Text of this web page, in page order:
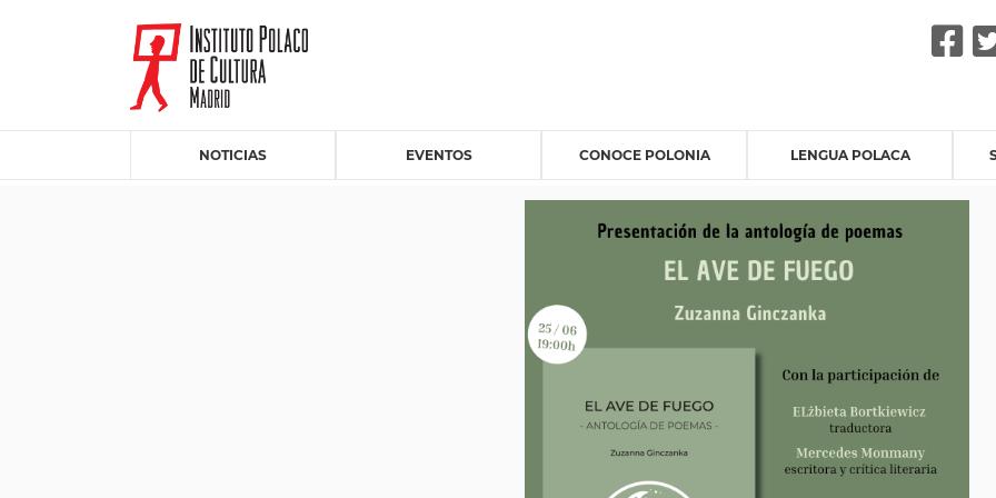
NOTICIAS EVENTOS CONOCE POLONIA LENGUA POLACA